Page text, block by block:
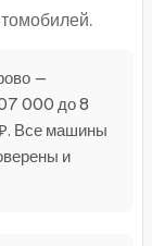
—
000 до 8
Все машины
и